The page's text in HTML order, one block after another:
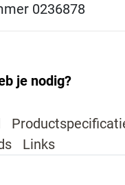
0236878
je nodig?
Links